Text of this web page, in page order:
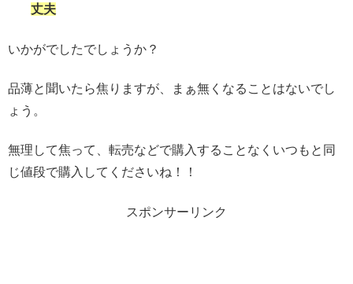
丈夫
いかがでしたでしょうか？
品薄と聞いたら焦りますが、まぁ無くなることはないでし
ょう。
無理して焦って、転売などで購入することなくいつもと同
じ値段で購入してくださいね！！
スポンサーリンク